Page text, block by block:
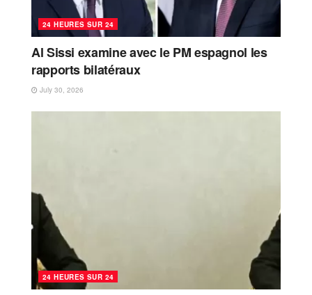
24 HEURES SUR 24
Al Sissi examine avec le PM espagnol les
rapports bilatéraux
July 30, 2026
24 HEURES SUR 24